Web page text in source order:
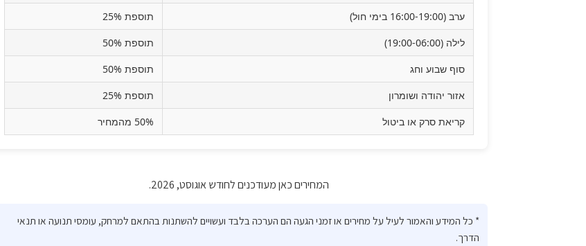
ערב (16:00-19:00 בימי חול)
תוספת 25%
לילה (19:00-06:00)
תוספת 50%
סוף שבוע וחג
תוספת 50%
אזור יהודה ושומרון
תוספת 25%
קריאת סרק או ביטול
50% מהמחיר
המחירים כאן מעודכנים לחודש אוגוסט, 2026.
* כל המידע והאמור לעיל על מחירים או זמני הגעה הם הערכה בלבד ועשויים להשתנות בהתאם למרחק, עומסי תנועה או תנאי
הדרך.